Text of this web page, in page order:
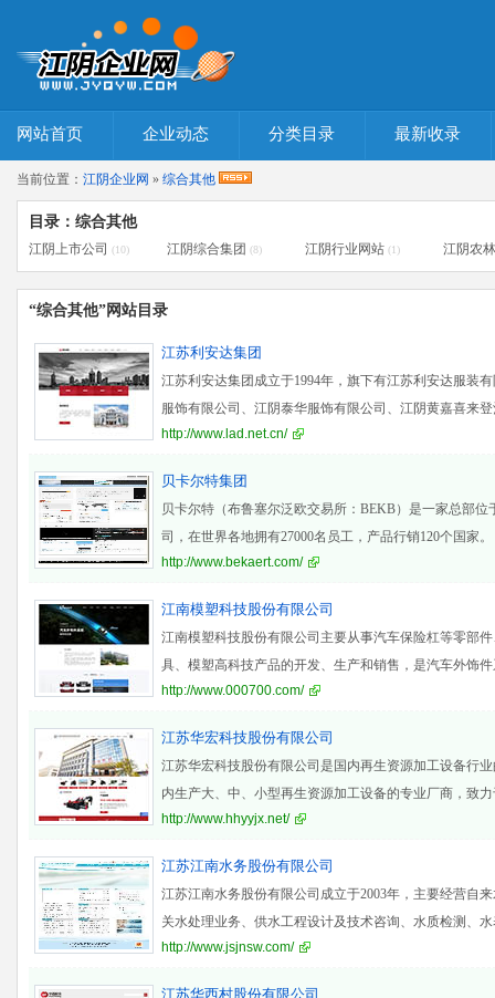
网站首页 企业动态 分类目录 最新收录
当前位置： 江阴企业网 » 综合其他
目录：综合其他
江阴上市公司 (10) 江阴综合集团 (8) 江阴行业网站 (1) 江阴农
“综合其他”网站目录
江苏利安达集团
江苏利安达集团成立于1994年，旗下有江苏利安达服装
服饰有限公司、江阴泰华服饰有限公司、江阴黄嘉喜来
气等
http://www.lad.net.cn/
贝卡尔特集团
贝卡尔特（布鲁塞尔泛欧交易所：BEKB）是一家总部位
司，在世界各地拥有27000名员工，产品行销120个国家。
http://www.bekaert.com/
江南模塑科技股份有限公司
江南模塑科技股份有限公司主要从事汽车保险杠等零部
具、模塑高科技产品的开发、生产和销售，是汽车外饰
http://www.000700.com/
江苏华宏科技股份有限公司
江苏华宏科技股份有限公司是国内再生资源加工设备行
内生产大、中、小型再生资源加工设备的专业厂商，致
源加工设
http://www.hhyyjx.net/
江苏江南水务股份有限公司
江苏江南水务股份有限公司成立于2003年，主要经营自
关水处理业务、供水工程设计及技术咨询、水质检测、
用基
http://www.jsjnsw.com/
江苏华西村股份有限公司